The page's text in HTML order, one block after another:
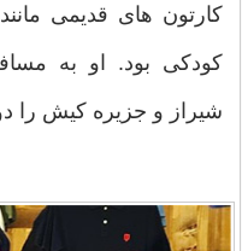
کارتون های قدیمی
کودکی بود. او به
شیراز و جزیره کیش را